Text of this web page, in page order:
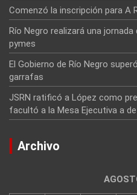
Comenzó la inscripción para A
Río Negro realizará una
pymes
El Gobierno de Río Negro
garrafas
JSRN ratificó a López como
facultó a la Mesa Ejecutiva a
Archivo